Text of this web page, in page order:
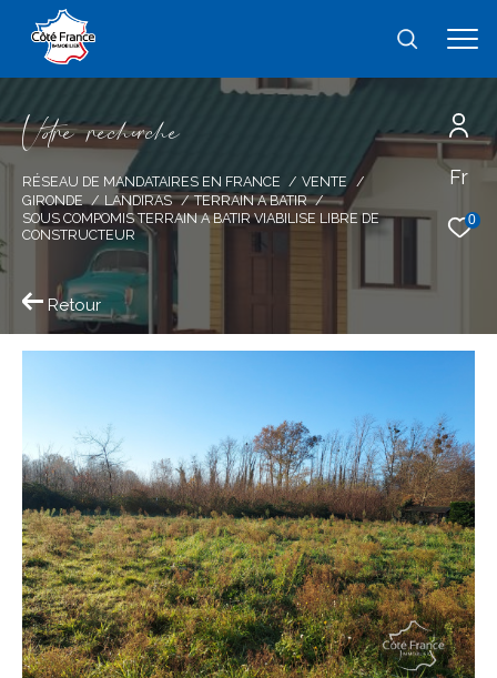
Fr
0
Vore recece
RÉSEAU DE MANDATAIRES EN FRANCE
VENTE
GIRONDE
LANDIRAS
TERRAIN A BATIR
SOUS COMPOMIS TERRAIN A BATIR VIABILISE LIBRE DE
CONSTRUCTEUR
Retour
Effectuer une recherche
et trouver le bien qui correspond à vos
critères
Type
d'offre
Vente
Ville
Budget
Budget
Surface
Surface